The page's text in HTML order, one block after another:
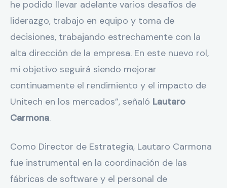
he podido llevar adelante varios desafíos de
liderazgo, trabajo en equipo y toma de
decisiones, trabajando estrechamente con la
alta dirección de la empresa. En este nuevo rol,
mi objetivo seguirá siendo mejorar
continuamente el rendimiento y el impacto de
Unitech en los mercados”, señaló Lautaro
Carmona.
Como Director de Estrategia, Lautaro Carmona
fue instrumental en la coordinación de las
fábricas de software y el personal de